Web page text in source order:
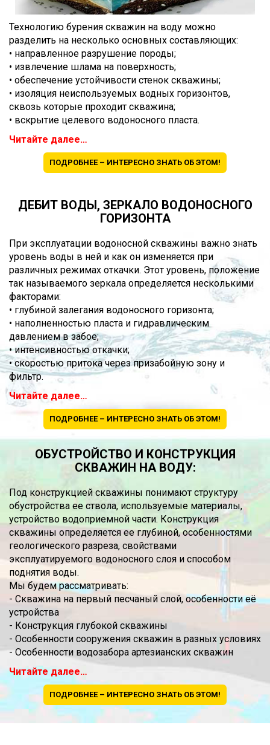
Технологию бурения скважин на воду можно
разделить на несколько основных составляющих:
• направленное разрушение породы;
• извлечение шлама на поверхность;
• обеспечение устойчивости стенок скважины;
• изоляция неиспользуемых водных горизонтов,
сквозь которые проходит скважина;
• вскрытие целевого водоносного пласта.
Читайте далее…
ПОДРОБНЕЕ – ИНТЕРЕСНО ЗНАТЬ ОБ ЭТОМ!
ДЕБИТ ВОДЫ, ЗЕРКАЛО ВОДОНОСНОГО
ГОРИЗОНТА
При эксплуатации водоносной скважины важно знать
уровень воды в ней и как он изменяется при
различных режимах откачки. Этот уровень, положение
так называемого зеркала определяется несколькими
факторами:
• глубиной залегания водоносного горизонта;
• наполненностью пласта и гидравлическим
давлением в забое;
• интенсивностью откачки;
• скоростью притока через призабойную зону и
фильтр.
Читайте далее…
ПОДРОБНЕЕ – ИНТЕРЕСНО ЗНАТЬ ОБ ЭТОМ!
ОБУСТРОЙСТВО И КОНСТРУКЦИЯ
СКВАЖИН НА ВОДУ:
Под конструкцией скважины понимают структуру
обустройства ее ствола, используемые материалы,
устройство водоприемной части. Конструкция
скважины определяется ее глубиной, особенностями
геологического разреза, свойствами
эксплуатируемого водоносного слоя и способом
поднятия воды.
Мы будем рассматривать:
- Скважина на первый песчаный слой, особенности её
устройства
- Конструкция глубокой скважины
- Особенности сооружения скважин в разных условиях
- Особенности водозабора артезианских скважин
Читайте далее…
ПОДРОБНЕЕ – ИНТЕРЕСНО ЗНАТЬ ОБ ЭТОМ!